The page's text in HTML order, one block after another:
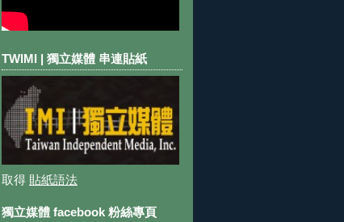
TWIMI | 獨立媒體 串連貼紙
取得 貼紙語法
獨立媒體 facebook 粉絲專頁